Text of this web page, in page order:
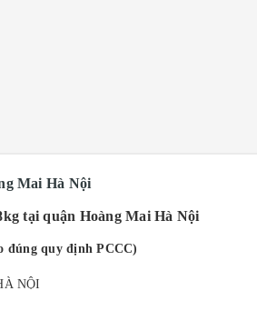
Mai Hà Nội
tại quận Hoàng Mai Hà Nội
đúng quy định PCCC)
NỘI